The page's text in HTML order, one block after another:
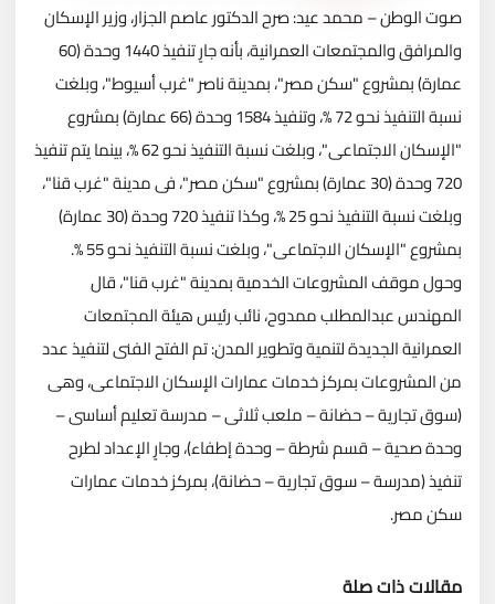
صوت الوطن – محمد عيد: صرح الدكتور عاصم الجزار، وزير الإسكان
والمرافق والمجتمعات العمرانية، بأنه جارٍ تنفيذ 1440 وحدة (60
عمارة) بمشروع "سكن مصر"، بمدينة ناصر "غرب أسيوط"، وبلغت
نسبة التنفيذ نحو 72 %، وتنفيذ 1584 وحدة (66 عمارة) بمشروع
"الإسكان الاجتماعى"، وبلغت نسبة التنفيذ نحو 62 %، بينما يتم تنفيذ
720 وحدة (30 عمارة) بمشروع "سكن مصر"، فى مدينة "غرب قنا"،
وبلغت نسبة التنفيذ نحو 25 %، وكذا تنفيذ 720 وحدة (30 عمارة)
بمشروع "الإسكان الاجتماعى"، وبلغت نسبة التنفيذ نحو 55 %.
وحول موقف المشروعات الخدمية بمدينة "غرب قنا"، قال
المهندس عبدالمطلب ممدوح، نائب رئيس هيئة المجتمعات
العمرانية الجديدة لتنمية وتطوير المدن: تم الفتح الفنى لتنفيذ عدد
من المشروعات بمركز خدمات عمارات الإسكان الاجتماعى، وهى
(سوق تجارية – حضانة – ملعب ثلاثى – مدرسة تعليم أساسى –
وحدة صحية – قسم شرطة – وحدة إطفاء)، وجارٍ الإعداد لطرح
تنفيذ (مدرسة – سوق تجارية – حضانة)، بمركز خدمات عمارات
سكن مصر.
مقالات ذات صلة